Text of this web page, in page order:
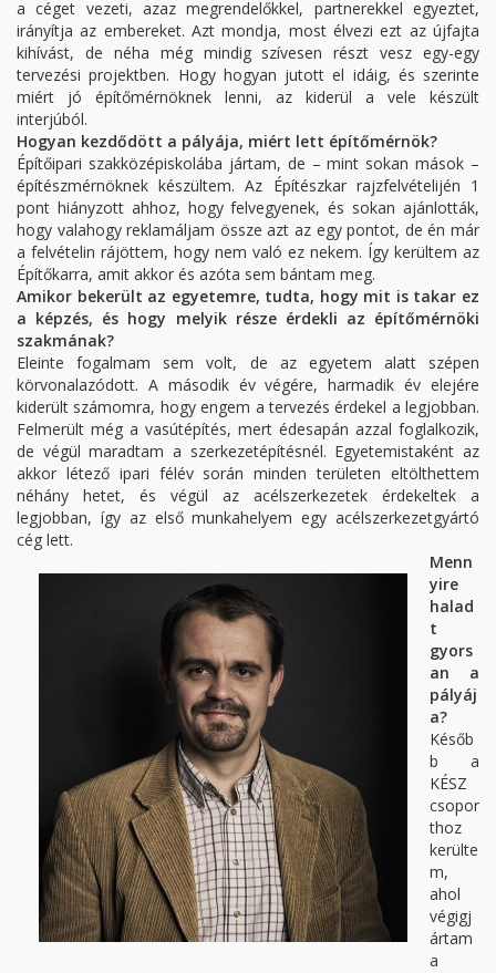
a céget vezeti, azaz megrendelőkkel, partnerekkel egyeztet,
irányítja az embereket. Azt mondja, most élvezi ezt az újfajta
kihívást, de néha még mindig szívesen részt vesz egy-egy
tervezési projektben. Hogy hogyan jutott el idáig, és szerinte
miért jó építőmérnöknek lenni, az kiderül a vele készült
interjúból.
Hogyan kezdődött a pályája, miért lett építőmérnök?
Építőipari szakközépiskolába jártam, de – mint sokan mások –
építészmérnöknek készültem. Az Építészkar rajzfelvételijén 1
pont hiányzott ahhoz, hogy felvegyenek, és sokan ajánlották,
hogy valahogy reklamáljam össze azt az egy pontot, de én már
a felvételin rájöttem, hogy nem való ez nekem. Így kerültem az
Építőkarra, amit akkor és azóta sem bántam meg.
Amikor bekerült az egyetemre, tudta, hogy mit is takar ez
a képzés, és hogy melyik része érdekli az építőmérnöki
szakmának?
Eleinte fogalmam sem volt, de az egyetem alatt szépen
körvonalazódott. A második év végére, harmadik év elejére
kiderült számomra, hogy engem a tervezés érdekel a legjobban.
Felmerült még a vasútépítés, mert édesapán azzal foglalkozik,
de végül maradtam a szerkezetépítésnél. Egyetemistaként az
akkor létező ipari félév során minden területen eltölthettem
néhány hetet, és végül az acélszerkezetek érdekeltek a
legjobban, így az első munkahelyem egy acélszerkezetgyártó
cég lett.
Menn
yire
halad
t
gyors
an a
pályáj
a?
Későb
b a
KÉSZ
csopor
thoz
kerülte
m,
ahol
végigj
ártam
a